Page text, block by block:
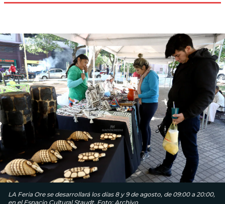
LA Feria Ore se desarrollará los días 8 y 9 de agosto, de 09:00 a 20:00,
en el Espacio Cultural Staudt. Foto: Archivo